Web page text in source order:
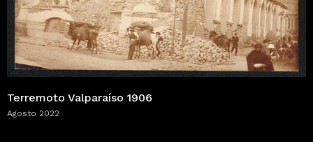
Terremoto Valparaíso 1906
Agosto 2022